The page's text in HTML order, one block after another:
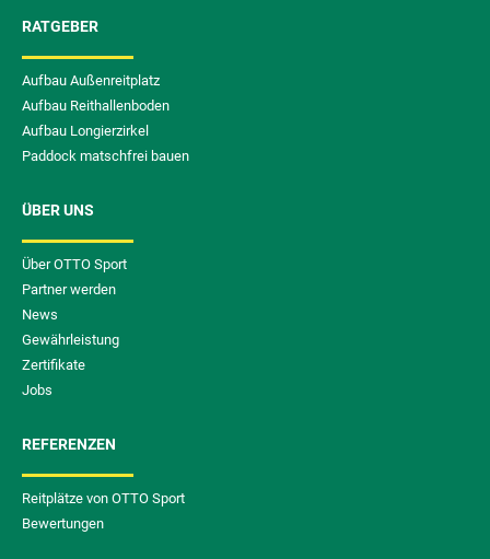
RATGEBER
Aufbau Außenreitplatz
Aufbau Reithallenboden
Aufbau Longierzirkel
Paddock matschfrei bauen
ÜBER UNS
Über OTTO Sport
Partner werden
News
Gewährleistung
Zertifikate
Jobs
REFERENZEN
Reitplätze von OTTO Sport
Bewertungen